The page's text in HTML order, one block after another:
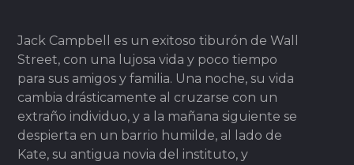
Jack Campbell es un exitoso tiburón de Wall
Street, con una lujosa vida y poco tiempo
para sus amigos y familia. Una noche, su vida
cambia drásticamente al cruzarse con un
extraño individuo, y a la mañana siguiente se
despierta en un barrio humilde, al lado de
Kate, su antigua novia del instituto, y